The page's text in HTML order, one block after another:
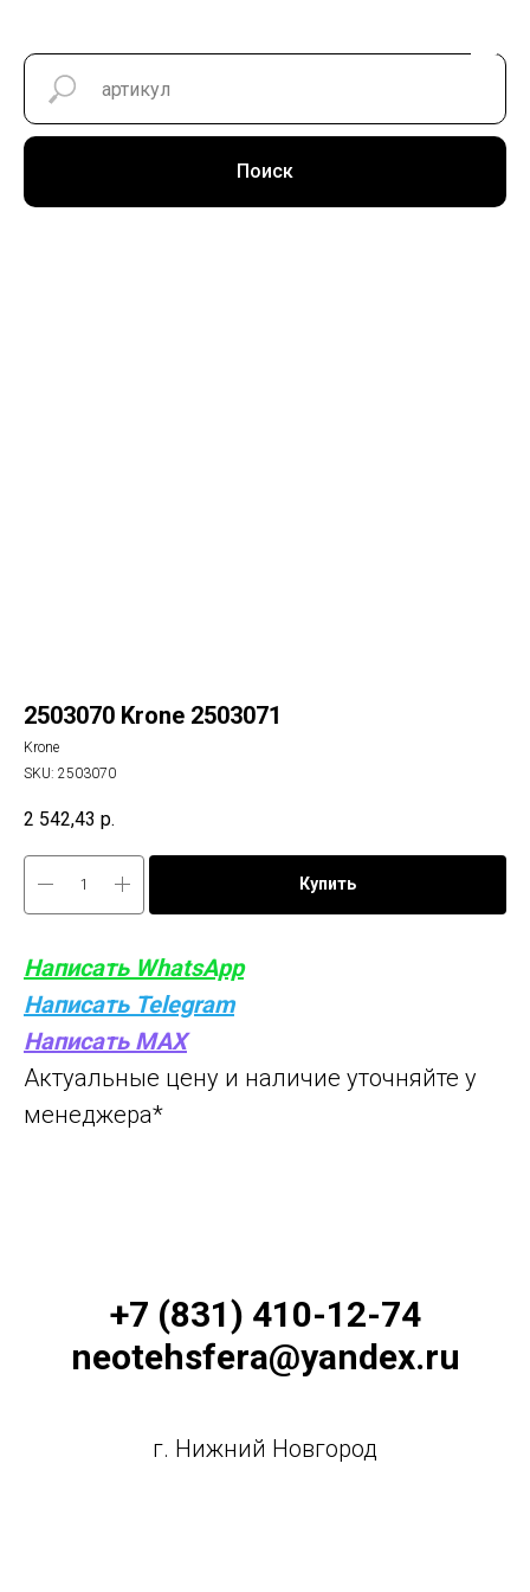
Поиск
2503070 Krone 2503071
Krone
SKU: 2503070
2 542,43 р.
Купить
Написать WhatsApp
Написать Telegram
Написать MAX
Актуальные цену и наличие уточняйте у
менеджера*
+7 (831) 410-12-74
neotehsfera@yandex.ru
г. Нижний Новгород